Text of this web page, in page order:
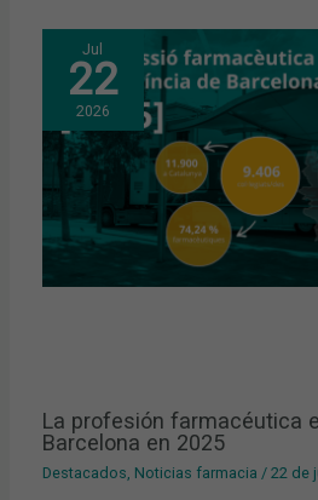
Jul
22
2026
La profesión farmacéutica
Barcelona en 2025
Destacados, Noticias farmacia /22 de